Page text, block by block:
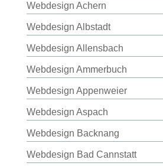
Webdesign Achern
Webdesign Albstadt
Webdesign Allensbach
Webdesign Ammerbuch
Webdesign Appenweier
Webdesign Aspach
Webdesign Backnang
Webdesign Bad Cannstatt